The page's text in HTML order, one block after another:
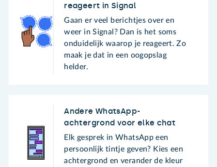
reageert in Signal
Gaan er veel berichtjes over en
weer in Signal? Dan is het soms
onduidelijk waarop je reageert. Zo
maak je dat in een oogopslag
helder.
Andere WhatsApp-
achtergrond voor elke chat
Elk gesprek in WhatsApp een
persoonlijk tintje geven? Kies een
achtergrond en verander de kleur